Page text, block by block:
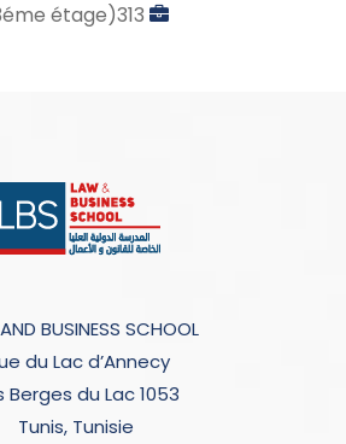
BUSINESS SCHOOL,
du Lac d’Annecy,
Berges du Lac 1053,
Tunis, Tunisie